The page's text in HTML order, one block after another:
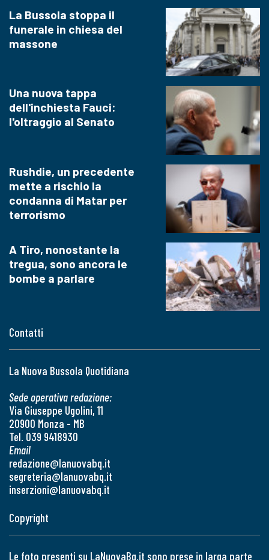
Contatti
La Nuova Bussola Quotidiana
Sede operativa redazione:
Via Giuseppe Ugolini, 11
20900 Monza - MB
Tel. 039 9418930
Email
redazione@lanuovabq.it
segreteria@lanuovabq.it
inserzioni@lanuovabq.it
La Bussola stoppa il
funerale in chiesa del
massone
Una nuova tappa
dell'inchiesta Fauci:
l'oltraggio al Senato
Rushdie, un precedente
mette a rischio la
condanna di Matar per
terrorismo
A Tiro, nonostante la
tregua, sono ancora le
bombe a parlare
Copyright
Le foto presenti su LaNuovaBq.it sono prese in larga parte